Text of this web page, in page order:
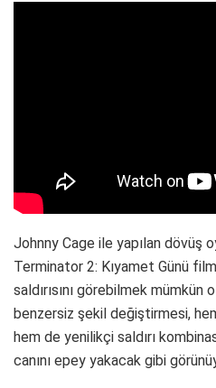
Johnny Cage ile yapılan dövüş
Terminator 2: Kıyamet Günü
saldırısını görebilmek mümkün
benzersiz şekil değiştirmesi,
hem de yenilikçi saldırı
canını epey yakacak gibi